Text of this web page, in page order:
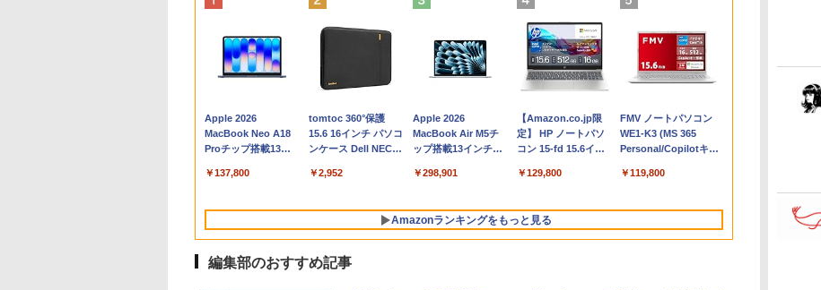
Apple 2026
MacBook Neo A18
Proチップ搭載13イ
AIとApple
設計、Liquid Retina
ユニファイドメモ
リ、512GB SSDスト
レージ、1080p
￥137,800
tomtoc 360°保護
15.6 16インチ パソコ
ンケース Dell NEC
dynabook Lenovo
￥2,952
Apple 2026
MacBook Air M5チ
ップ搭載13インチノ
Apple Intelligence、
Retinaディスプレ
イ、24GBユニファイ
ドメモリ、1TB SSD
￥298,901
【Amazon.co.jp限
定】 HP ノートパソ
コン 15-fd 15.6イン
512GB SSD インテ
￥129,800
FMV ノートパソコン
WE1-K3 (MS 365
Personal/Copilotキー
型/Core i5/16GB/SSD
FMVWK3E15W_AZ
￥119,800
Amazonランキングをもっと見る
編集部のおすすめ記事